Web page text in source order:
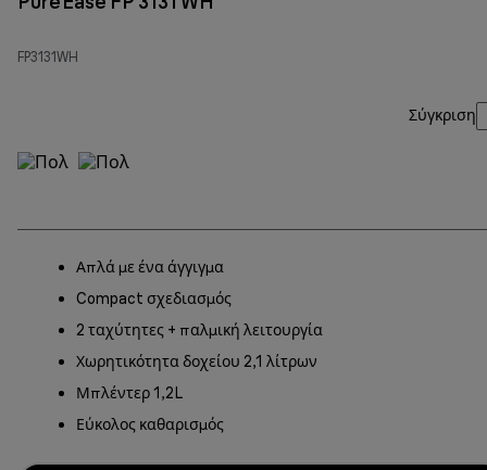
FP3131WH
Σύγκριση
Απλά με ένα άγγιγμα
Compact σχεδιασμός
2 ταχύτητες + παλμική λειτουργία
Χωρητικότητα δοχείου 2,1 λίτρων
Μπλέντερ 1,2L
Εύκολος καθαρισμός